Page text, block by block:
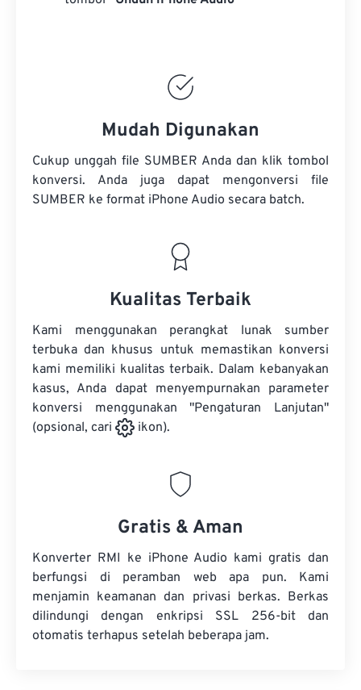
Mudah Digunakan
Cukup unggah file SUMBER Anda dan klik tombol
konversi. Anda juga dapat mengonversi file
SUMBER ke format iPhone Audio secara batch.
Kualitas Terbaik
Kami menggunakan perangkat lunak sumber
terbuka dan khusus untuk memastikan konversi
kami memiliki kualitas terbaik. Dalam kebanyakan
kasus, Anda dapat menyempurnakan parameter
konversi menggunakan "Pengaturan Lanjutan"
(opsional, cari
ikon).
Gratis & Aman
Konverter RMI ke iPhone Audio kami gratis dan
berfungsi di peramban web apa pun. Kami
menjamin keamanan dan privasi berkas. Berkas
dilindungi dengan enkripsi SSL 256-bit dan
otomatis terhapus setelah beberapa jam.